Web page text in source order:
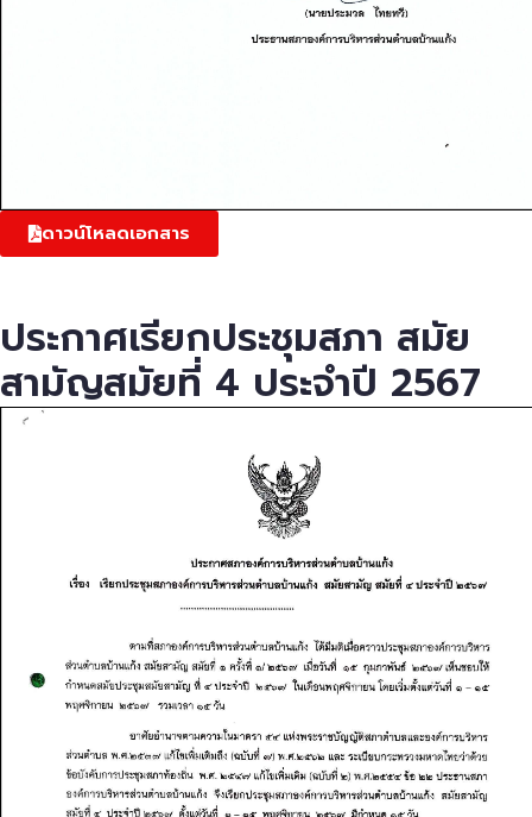
ดาวน์โหลดเอกสาร
ประกาศเรียกประชุมสภา สมัย
สามัญสมัยที่ 4 ประจำปี 2567